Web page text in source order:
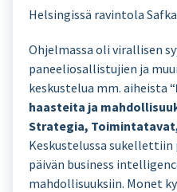
Helsingissä ravintola
Ohjelmassa oli virallisen
paneeliosallistujien ja
keskustelua mm. aiheista “
haasteita ja
Strategia,
Keskustelussa
päivän business
mahdollisuuksiin. Monet